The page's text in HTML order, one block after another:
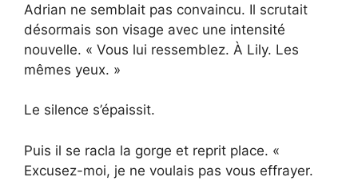
Adrian ne semblait pas convaincu. Il scrutait
désormais son visage avec une intensité
nouvelle. « Vous lui ressemblez. À Lily. Les
mêmes yeux. »
Le silence s’épaissit.
Puis il se racla la gorge et reprit place. «
Excusez-moi, je ne voulais pas vous effrayer.